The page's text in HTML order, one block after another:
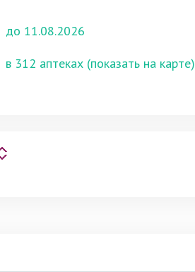
до 11.08.2026
в 312 аптеках (показать на карте)